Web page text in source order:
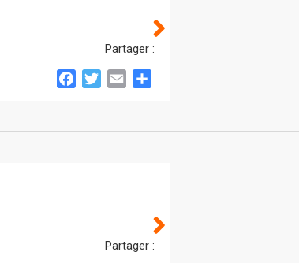
Partager :
FacebookTwitterEmail
Partager :